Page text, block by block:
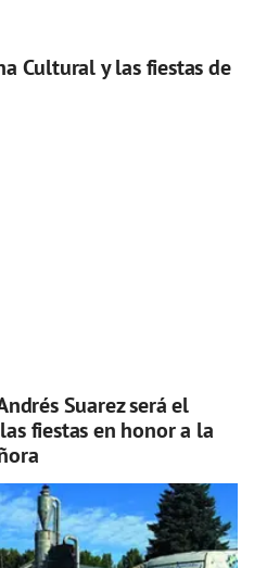
Cultural y las fiestas de
Suarez será el
fiestas en honor a la